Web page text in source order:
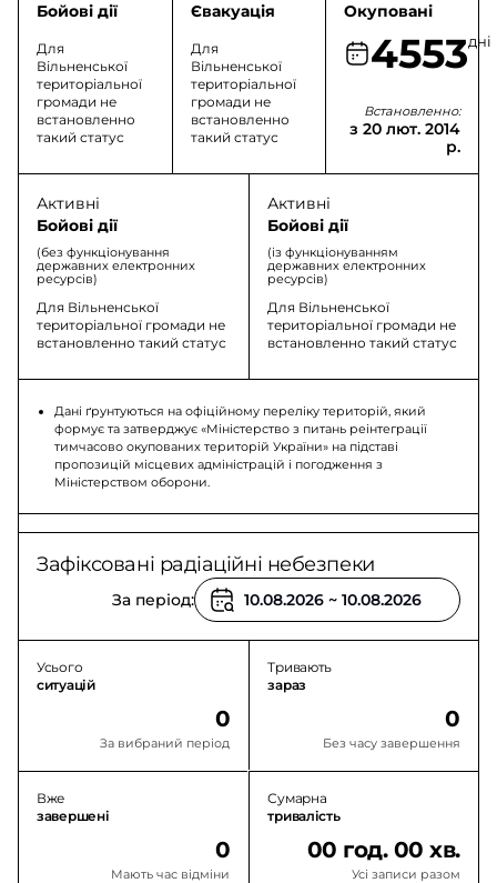
Бойові дії
Для
Вільненської
територіальної
громади не
встановленно
такий статус
Євакуація
Для
Вільненської
територіальної
громади не
встановленно
такий статус
Окуповані
4553дні
Встановленно:
з 20 лют. 2014
р.
Активні
Бойові дії
(без функціонування
державних електронних
ресурсів)
Для Вільненської
територіальної громади не
встановленно такий статус
Активні
Бойові дії
(із функціонуванням
державних електронних
ресурсів)
Для Вільненської
територіальної громади не
встановленно такий статус
Дані ґрунтуються на офіційному переліку територій, який
формує та затверджує «Міністерство з питань реінтеграції
тимчасово окупованих територій України» на підставі
пропозицій місцевих адміністрацій і погодження з
Міністерством оборони.
Зафіксовані радіаційні небезпеки
За період:
Усього
ситуацій
0
За вибраний період
Тривають
зараз
0
Без часу завершення
Вже
завершені
0
Мають час відміни
Сумарна
тривалість
00 год. 00 хв.
Усі записи разом